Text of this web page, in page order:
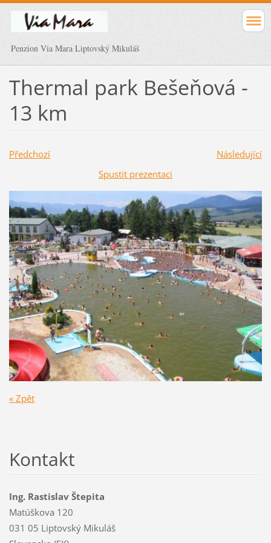
Penzion Via Mara Liptovský Mikuláš
Thermal park Bešeňová -
13 km
Předchozí
Následující
Spustit prezentaci
« Zpět
Kontakt
Ing. Rastislav Štepita
Matúškova 120
031 05 Liptovský Mikuláš